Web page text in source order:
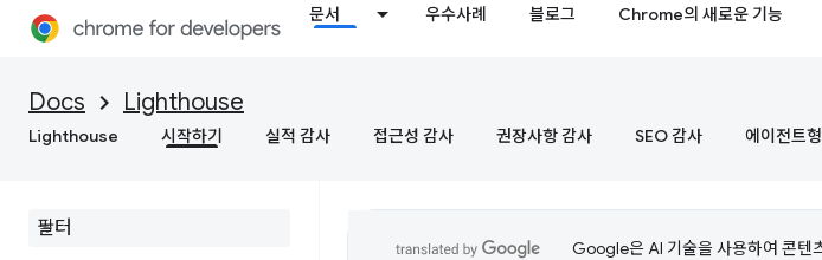
문서 우수사례 블로그 Chrome의 새로운 기능
Docs Lighthouse
Lighthouse 시작하기 실적 감사 접근성 감사 권장사항 감사 SEO 감사 에이전트
Google은 AI 기술을 사용하여 콘텐